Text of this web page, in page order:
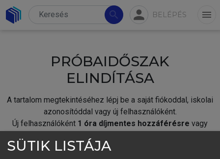
search person BELÉPÉS menu
PRÓBAIDŐSZAK
ELINDÍTÁSA
A tartalom megtekintéséhez lépj be a saját fiókoddal, iskolai
azonosítóddal vagy új felhasználóként.
Új felhasználóként 1 óra díjmentes hozzáférésre vagy
SÜTIK LISTÁJA